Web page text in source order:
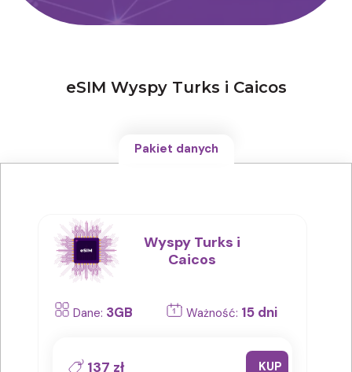
eSIM Wyspy Turks i Caicos
Pakiet danych
Wyspy Turks i
Caicos
Dane: 3GB Ważność: 15 dni
137 zł KUP